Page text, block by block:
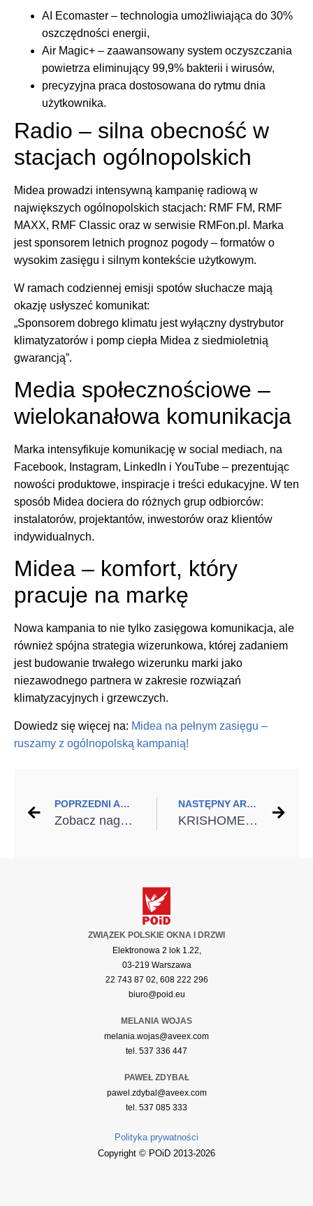
AI Ecomaster – technologia umożliwiająca do 30%
oszczędności energii,
Air Magic+ – zaawansowany system oczyszczania
powietrza eliminujący 99,9% bakterii i wirusów,
precyzyjna praca dostosowana do rytmu dnia
użytkownika.
Radio – silna obecność w
stacjach ogólnopolskich
Midea prowadzi intensywną kampanię radiową w
największych ogólnopolskich stacjach: RMF FM, RMF
MAXX, RMF Classic oraz w serwisie RMFon.pl. Marka
jest sponsorem letnich prognoz pogody – formatów o
wysokim zasięgu i silnym kontekście użytkowym.
W ramach codziennej emisji spotów słuchacze mają
okazję usłyszeć komunikat:
„Sponsorem dobrego klimatu jest wyłączny dystrybutor
klimatyzatorów i pomp ciepła Midea z siedmioletnią
gwarancją”.
Media społecznościowe –
wielokanałowa komunikacja
Marka intensyfikuje komunikację w social mediach, na
Facebook, Instagram, LinkedIn i YouTube – prezentując
nowości produktowe, inspiracje i treści edukacyjne. W ten
sposób Midea dociera do różnych grup odbiorców:
instalatorów, projektantów, inwestorów oraz klientów
indywidualnych.
Midea – komfort, który
pracuje na markę
Nowa kampania to nie tylko zasięgowa komunikacja, ale
również spójna strategia wizerunkowa, której zadaniem
jest budowanie trwałego wizerunku marki jako
niezawodnego partnera w zakresie rozwiązań
klimatyzacyjnych i grzewczych.
Dowiedz się więcej na: Midea na pełnym zasięgu –
ruszamy z ogólnopolską kampanią!
POPRZEDNI ARTYKUŁ
Zobacz nagranie webinaru: „Sztuczna inteligencja. Jak najnowsze AI ułatwiają pracę sprzedawcy?”
NASTĘPNY ARTYKUŁ
KRISHOME kontynuuje mecenat nad Fundacją im. Ks. Jana Kaczkowskiego oraz Projektem PAKA
ZWIĄZEK POLSKIE OKNA I DRZWI
Elektronowa 2 lok 1.22,
03-219 Warszawa
22 743 87 02, 608 222 296
biuro@poid.eu
MELANIA WOJAS
melania.wojas@aveex.com
tel. 537 336 447
PAWEŁ ZDYBAŁ
pawel.zdybal@aveex.com
tel. 537 085 333
Polityka prywatności
Copyright © POiD 2013-2026